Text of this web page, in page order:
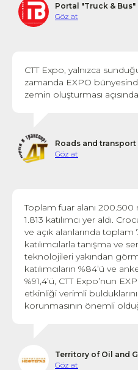
Portal "Truck & Bus"
Göz at
CTT Expo, yalnızca
zamanda EXPO
zemin oluşturması
Roads and transport
Göz at
Toplam fuar alanı 200.500
1.813 katılımcı yer aldı.
ve açık alanlarında toplam
katılımcılarla tanışma ve
teknolojileri yakından
katılımcıların %84’ü ve
%91,4’ü, CTT Expo’nun
etkinliği verimli
korunmasının önemli
Territory of Oil and
Göz at